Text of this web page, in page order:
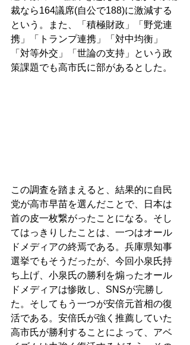
裁なら164議席(自公で188)に激減する
という。また、「積極財政」「野党連
携」「トランプ連携」「対中均衡」
「対等外交」「世論の支持」という政
策課題でも高市氏に部があるとした。
この調査を踏まえると、結果的に自民
党が高市早苗を選んだことで、日本は
首の皮一枚繋がったことになる。そし
てはっきりしたことは、一つはオール
ドメディアの終焉である。兵庫県知事
選挙でもそうだったが、今回小泉氏持
ち上げ、小泉氏の勝利を煽ったオール
ドメディアは惨敗し、SNSが完勝し
た。そしてもう一つが安倍元首相の復
活である。安倍氏が強く推薦していた
高市氏が勝利することによって、アベ